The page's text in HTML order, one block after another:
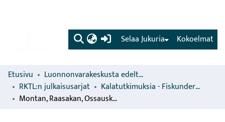
(current) Kokoelmat
Selaa Jukuria
Etusivu
Luonnonvarakeskusta edeltävien organisaatioiden sarjat
RKTL:n julkaisusarjat
Kalatutkimuksia - Fiskundersökningar
Montan, Raasakan, Ossauskosken ja Keminmaan kalanviljelylaitosten kalaloiset ja -taudit vuosina 1984-1991